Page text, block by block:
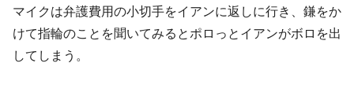
マイクは弁護費用の小切手をイアンに返しに行き、鎌をか
けて指輪のことを聞いてみるとポロっとイアンがボロを出
してしまう。